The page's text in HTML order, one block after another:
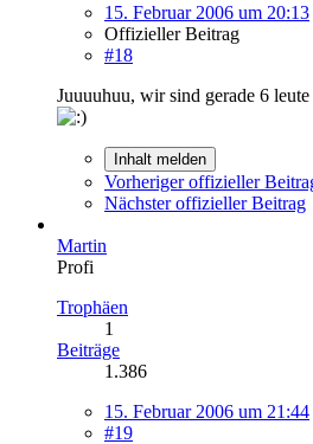
15. Februar 2006 um 20:13
Offizieller Beitrag
#18
Juuuuhuu, wir sind gerade 6
Inhalt melden
Vorheriger offizieller
Nächster offizieller Beitrag
Martin
Profi
Trophäen
1
Beiträge
1.386
15. Februar 2006 um 21:44
#19